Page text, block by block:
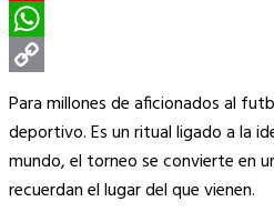
Pinterest
WhatsApp
Copy
Link
Para millones de aficionados al
deportivo. Es un ritual ligado a la
mundo, el torneo se convierte en
recuerdan el lugar del que vienen.